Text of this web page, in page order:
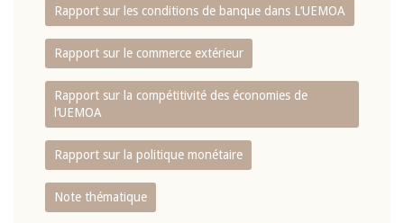
Rapport sur les conditions de banque dans L‘UEMOA
Rapport sur le commerce extérieur
Rapport sur la compétitivité des économies de
l‘UEMOA
Rapport sur la politique monétaire
Note thématique